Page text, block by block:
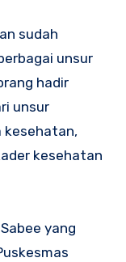
sudah
unsur
hadir
unsur
kesehatan,
kesehatan
yang